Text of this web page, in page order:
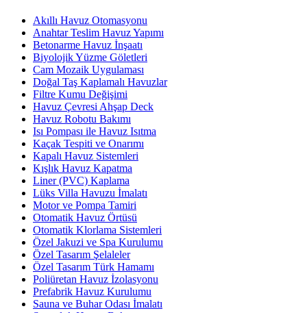
Akıllı Havuz Otomasyonu
Anahtar Teslim Havuz Yapımı
Betonarme Havuz İnşaatı
Biyolojik Yüzme Göletleri
Cam Mozaik Uygulaması
Doğal Taş Kaplamalı Havuzlar
Filtre Kumu Değişimi
Havuz Çevresi Ahşap Deck
Havuz Robotu Bakımı
Isı Pompası ile Havuz Isıtma
Kaçak Tespiti ve Onarımı
Kapalı Havuz Sistemleri
Kışlık Havuz Kapatma
Liner (PVC) Kaplama
Lüks Villa Havuzu İmalatı
Motor ve Pompa Tamiri
Otomatik Havuz Örtüsü
Otomatik Klorlama Sistemleri
Özel Jakuzi ve Spa Kurulumu
Özel Tasarım Şelaleler
Özel Tasarım Türk Hamamı
Poliüretan Havuz İzolasyonu
Prefabrik Havuz Kurulumu
Sauna ve Buhar Odası İmalatı